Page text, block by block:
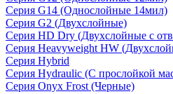
Серия G14 (Однослойные 14мил)
Серия G2 (Двухслойные)
Серия HD Dry (Двухслойные с
Серия Heavyweight HW
Серия Hybrid
Серия Hydraulic (С прослойкой
Серия Onyx Frost (Черные)